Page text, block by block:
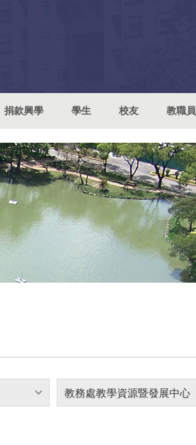
捐款興學 學生 校友 教職員
教務處教學資源暨發展中心